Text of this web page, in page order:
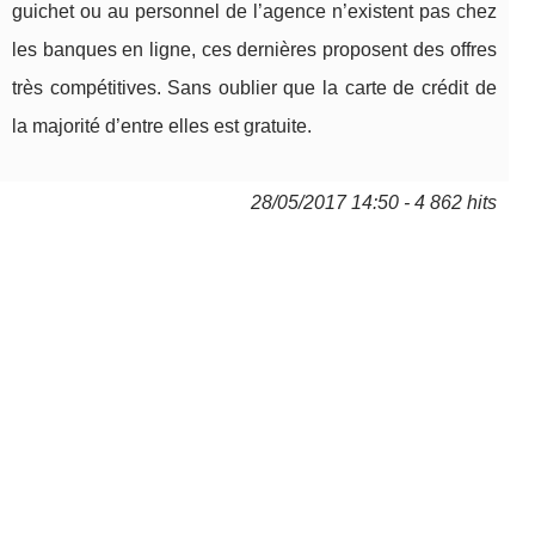
guichet ou au personnel de l’agence n’existent pas chez
les banques en ligne, ces dernières proposent des offres
très compétitives. Sans oublier que la carte de crédit de
la majorité d’entre elles est gratuite.
28/05/2017 14:50 - 4 862 hits